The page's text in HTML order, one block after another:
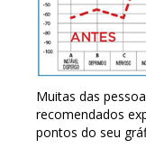
Muitas das
recomendados
pontos do seu